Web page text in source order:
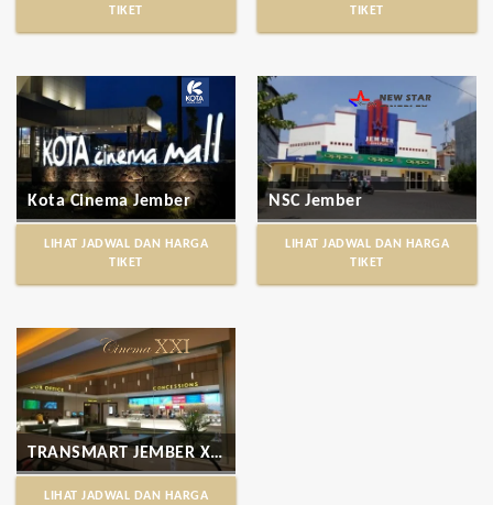
TIKET
TIKET
Kota Cinema Jember
LIHAT JADWAL DAN HARGA
TIKET
NSC Jember
LIHAT JADWAL DAN HARGA
TIKET
TRANSMART JEMBER XXI
LIHAT JADWAL DAN HARGA